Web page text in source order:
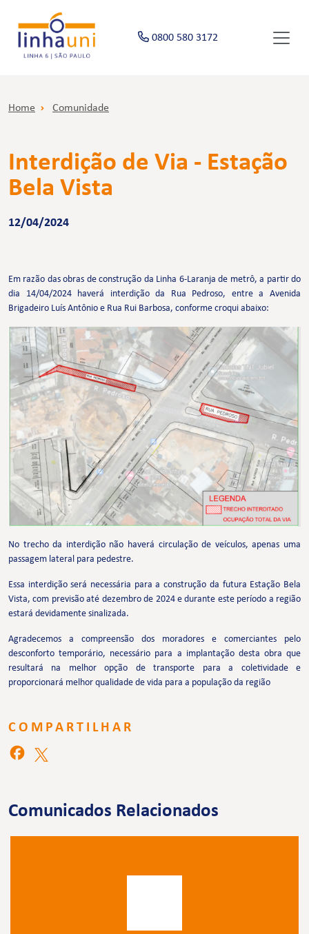
0800 580 3172
Home Comunidade
Interdição de Via - Estação
Bela Vista
12/04/2024
Em razão das obras de construção da Linha 6-Laranja de metrô, a partir do
dia 14/04/2024 haverá interdição da Rua Pedroso, entre a Avenida
Brigadeiro Luís Antônio e Rua Rui Barbosa, conforme croqui abaixo:
No trecho da interdição não haverá circulação de veículos, apenas uma
passagem lateral para pedestre.
Essa interdição será necessária para a construção da futura Estação Bela
Vista, com previsão até dezembro de 2024 e durante este período a região
estará devidamente sinalizada.
Agradecemos a compreensão dos moradores e comerciantes pelo
desconforto temporário, necessário para a implantação desta obra que
resultará na melhor opção de transporte para a coletividade e
proporcionará melhor qualidade de vida para a população da região
COMPARTILHAR
Comunicados Relacionados